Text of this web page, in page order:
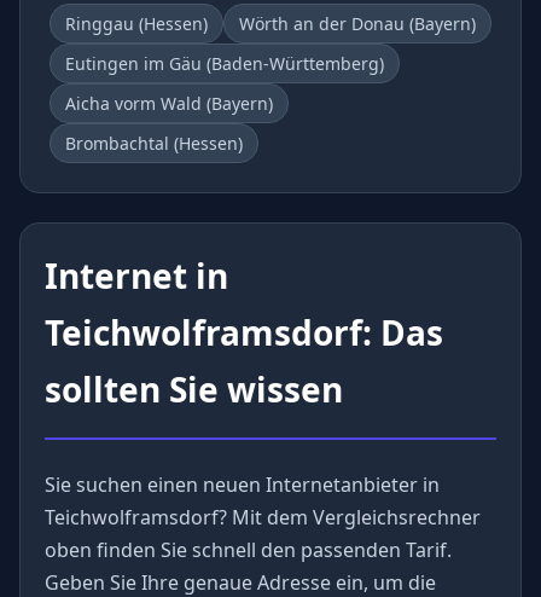
Ringgau (Hessen)
Wörth an der Donau (Bayern)
Eutingen im Gäu (Baden-Württemberg)
Aicha vorm Wald (Bayern)
Brombachtal (Hessen)
Internet in
Teichwolframsdorf: Das
sollten Sie wissen
Sie suchen einen neuen Internetanbieter in
Teichwolframsdorf? Mit dem Vergleichsrechner
oben finden Sie schnell den passenden Tarif.
Geben Sie Ihre genaue Adresse ein, um die